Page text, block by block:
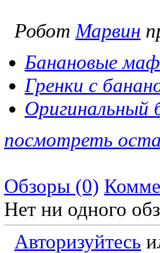
Робот Марвин
Банановые
Гренки с
Оригинальный
посмотреть
Обзоры (0)
Нет ни одного
Авторизуйтесь